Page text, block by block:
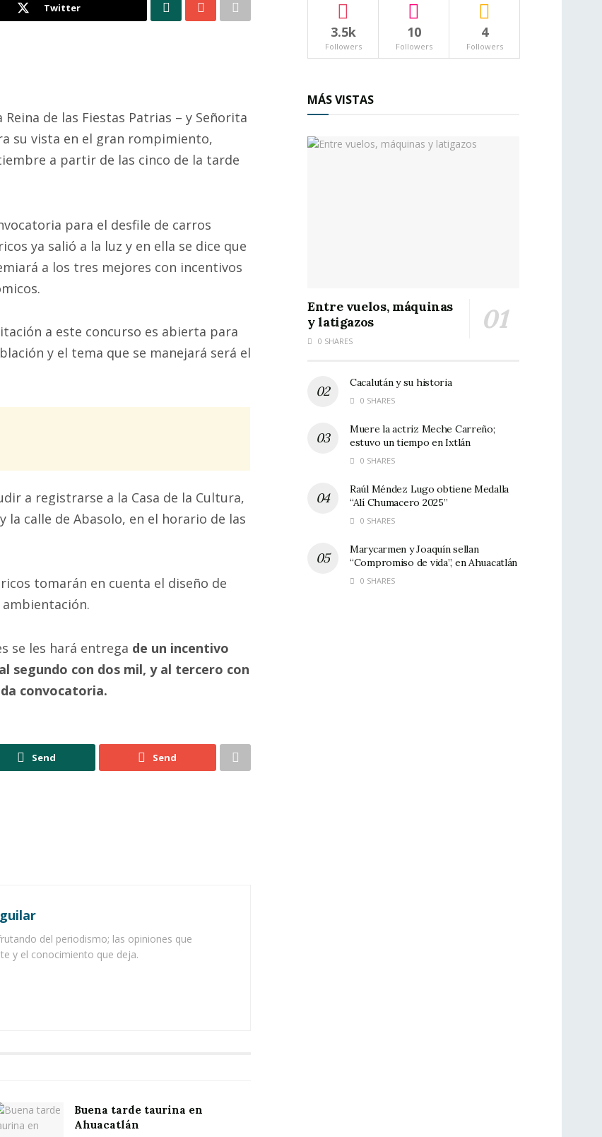
Twitter
Reina de las Fiestas Patrias – y Señorita
su vista en el gran rompimiento,
a partir de las cinco de la tarde
para el desfile de carros
ya salió a la luz y en ella se dice que
a los tres mejores con incentivos
a este concurso es abierta para
y el tema que se manejará será el
a registrarse a la Casa de la Cultura,
la calle de Abasolo, en el horario de las
tomarán en cuenta el diseño de
se les hará entrega de un incentivo
segundo con dos mil, y al tercero con
convocatoria.
Send Send
del periodismo; las opiniones que
y el conocimiento que deja.
Buena tarde taurina en
Ahuacatlán
3.5k
Followers
10
Followers
4
Followers
MÁS VISTAS
Entre vuelos, máquinas
y latigazos
0 SHARES
Cacalután y su historia
0 SHARES
Muere la actriz Meche Carreño;
estuvo un tiempo en Ixtlán
0 SHARES
Raúl Méndez Lugo obtiene Medalla
“Alí Chumacero 2025”
0 SHARES
Marycarmen y Joaquín sellan
“Compromiso de vida”, en Ahuacatlán
0 SHARES